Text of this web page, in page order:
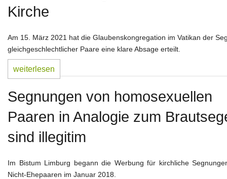
Kirche
Am 15. März 2021 hat die Glaubenskongregation im Vatikan der
gleichgeschlechtlicher Paare eine klare Absage erteilt.
weiterlesen
Segnungen von homosexuellen
Paaren in Analogie zum
sind illegitim
Im Bistum Limburg begann die Werbung für kirchliche
Nicht-Ehepaaren im Januar 2018.